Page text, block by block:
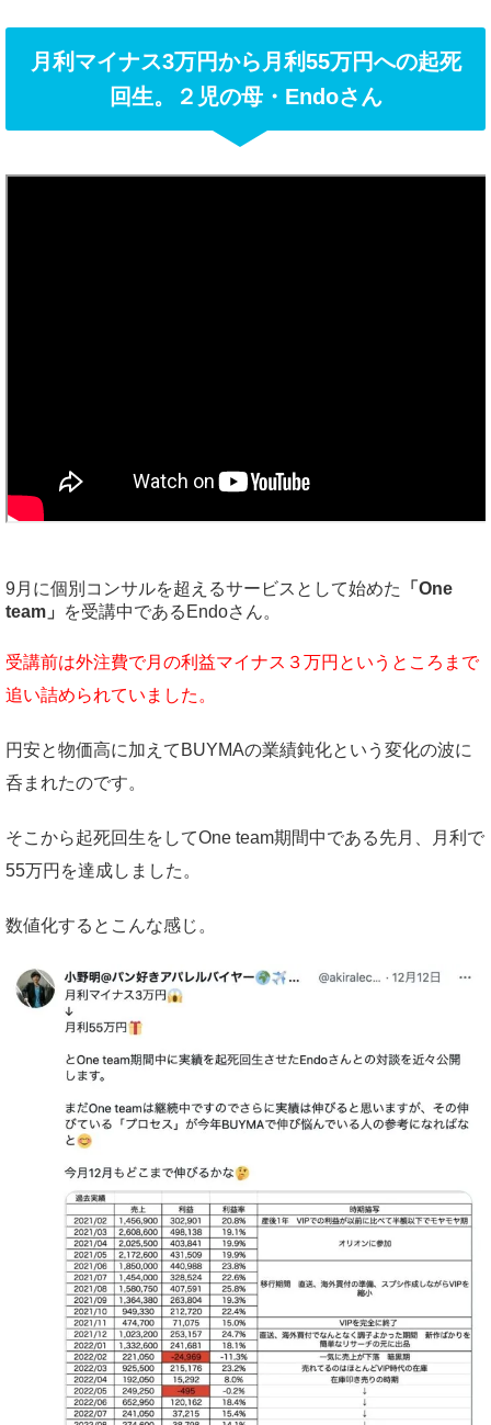
月利マイナス3万円から月利55万円への起死
回生。２児の母・ Endoさん
9月に個別コンサルを超えるサービスとして始めた
「One
team」
を受講中であるEndoさん。
受講前は外注費で月の利益マイナス３万円というところまで
追い詰められていました。
円安と物価高に加えてBUYMAの業績鈍化という変化の波に
呑まれたのです。
そこから起死回生をしてOne team期間中である先月、月利で
55万円を達成しました。
数値化するとこんな感じ。